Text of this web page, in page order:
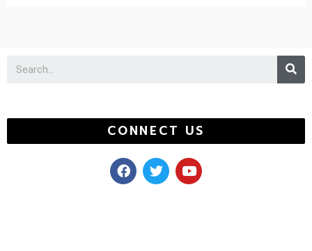
CONNECT US
F
a
c
T
w
i
Y
o
u